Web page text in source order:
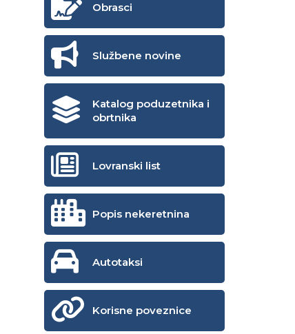
Obrasci
Službene novine
Katalog poduzetnika i
obrtnika
Lovranski list
Popis nekeretnina
Autotaksi
Korisne poveznice